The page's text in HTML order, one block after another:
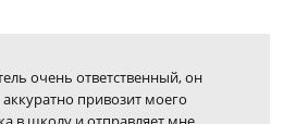
очень ответственный, он
аккуратно привозит моего